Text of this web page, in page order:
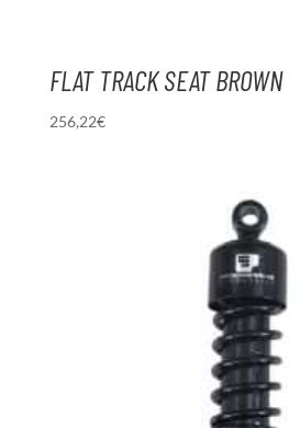
FLAT TRACK SEAT BROWN
256,22€